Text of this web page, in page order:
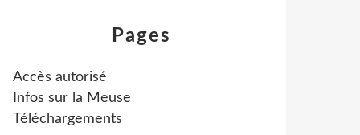
Pages
Accès autorisé
Infos sur la Meuse
Téléchargements